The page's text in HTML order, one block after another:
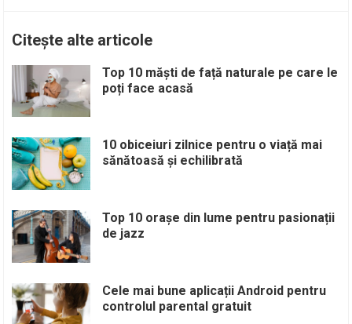
Citește alte articole
Top 10 măști de față naturale pe care le
poți face acasă
10 obiceiuri zilnice pentru o viață mai
sănătoasă și echilibrată
Top 10 orașe din lume pentru pasionații
de jazz
Cele mai bune aplicații Android pentru
controlul parental gratuit